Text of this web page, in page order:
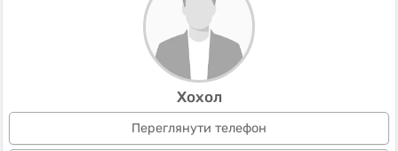
Хохол
Переглянути телефон